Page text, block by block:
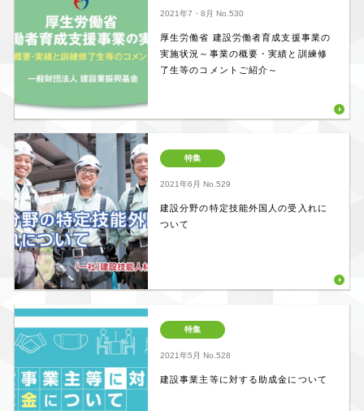
2021年7・8月 No.530
厚生労働省 建設労働者育成支援事業の
実施状況～事業の概要・実績と訓練修
了生等のコメントご紹介～
特集
2021年6月 No.529
建設分野の特定技能外国人の受入れに
ついて
特集
2021年5月 No.528
建設事業主等に対する助成金について